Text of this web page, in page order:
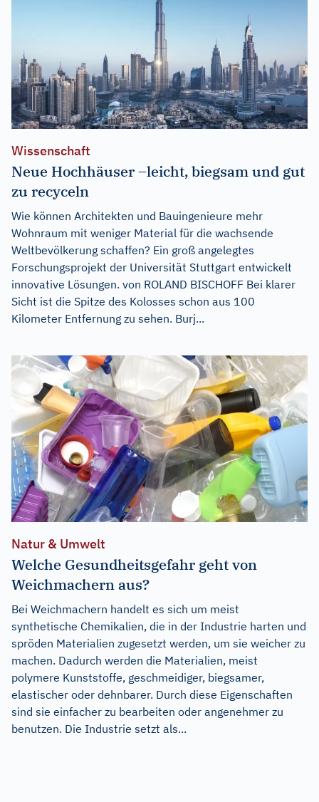
Wissenschaft
Neue Hochhäuser –leicht, biegsam und gut
zu recyceln
Wie können Architekten und Bauingenieure mehr
Wohnraum mit weniger Material für die wachsende
Weltbevölkerung schaffen? Ein groß angelegtes
Forschungsprojekt der Universität Stuttgart entwickelt
innovative Lösungen. von ROLAND BISCHOFF Bei klarer
Sicht ist die Spitze des Kolosses schon aus 100
Kilometer Entfernung zu sehen. Burj...
Natur & Umwelt
Welche Gesundheitsgefahr geht von
Weichmachern aus?
Bei Weichmachern handelt es sich um meist
synthetische Chemikalien, die in der Industrie harten und
spröden Materialien zugesetzt werden, um sie weicher zu
machen. Dadurch werden die Materialien, meist
polymere Kunststoffe, geschmeidiger, biegsamer,
elastischer oder dehnbarer. Durch diese Eigenschaften
sind sie einfacher zu bearbeiten oder angenehmer zu
benutzen. Die Industrie setzt als...